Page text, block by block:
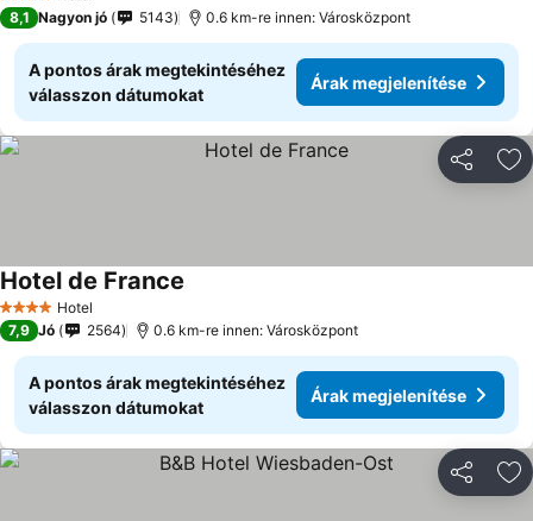
8,1 Nagyon jó 5143 0.6 km-re innen: Városközpont
A pontos árak megtekintéséhez
válasszon dátumokat
Árak megjelenítése
4 KategóriaHotel
Hotel de France
7,9 Jó 2564 0.6 km-re innen: Városközpont
A pontos árak megtekintéséhez
válasszon dátumokat
Árak megjelenítése